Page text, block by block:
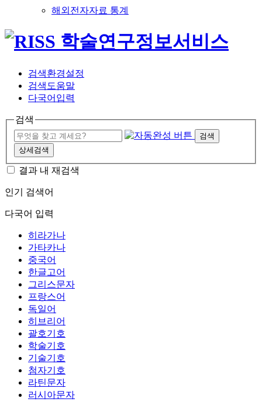
해외전자자료 통계
검색환경설정
검색도움말
다국어입력
검색
검색
상세검색
결과 내 재검색
인기 검색어
다국어 입력
히라가나
가타카나
중국어
한글고어
그리스문자
프랑스어
독일어
히브리어
괄호기호
학술기호
기술기호
첨자기호
라틴문자
러시아문자